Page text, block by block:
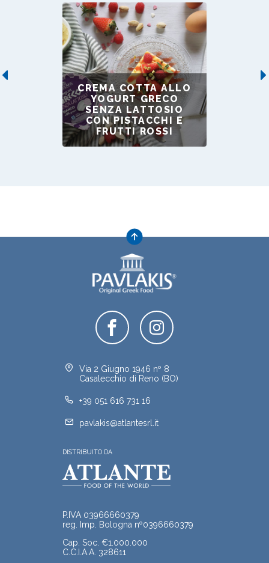
Previous
CREMA COTTA ALLO
YOGURT GRECO
SENZA LATTOSIO
CON PISTACCHI E
FRUTTI ROSSI
Via 2 Giugno 1946 nº 8
Casalecchio di Reno (BO)
+39 051 616 731 16
pavlakis@atlantesrl.it
DISTRIBUITO DA
P.IVA 03966660379
reg. Imp. Bologna nº0396660379
Cap. Soc. €1.000.000
C.C.I.A.A. 328611